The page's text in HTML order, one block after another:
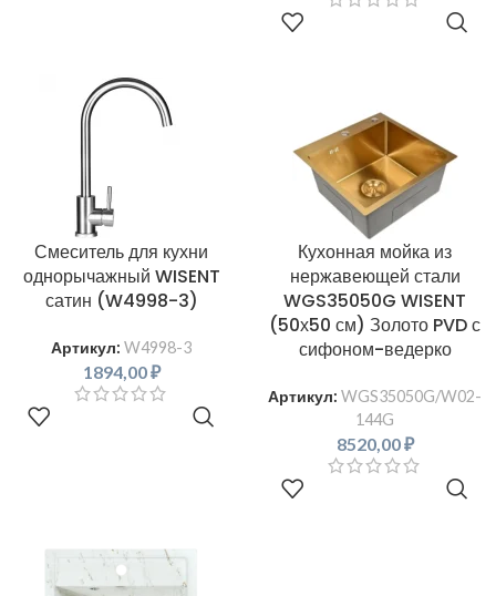
Смеситель для кухни
однорычажный WISENT
сатин (W4998-3)
Артикул: W4998-3
1894,00₽
Кухонная мойка из
нержавеющей стали
WGS35050G WISENT
(50х50 см) Золото PVD с
сифоном-ведерко
Артикул: WGS35050G/W02-
144G
8520,00₽